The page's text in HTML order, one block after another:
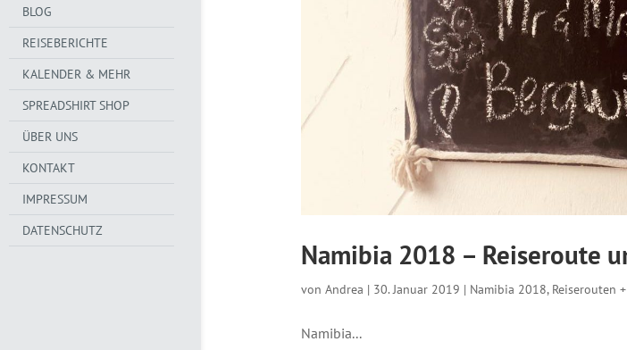
BLOG
REISEBERICHTE
KALENDER & MEHR
SPREADSHIRT SHOP
ÜBER UNS
KONTAKT
IMPRESSUM
DATENSCHUTZ
Namibia 2018 – Reiseroute
von Andrea | 30. Januar 2019 | Namibia 2018, Reiserouten
Namibia...